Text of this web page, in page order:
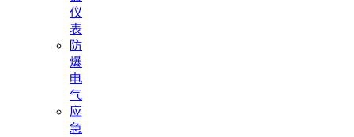
仪
表
防
爆
电
气
应
急